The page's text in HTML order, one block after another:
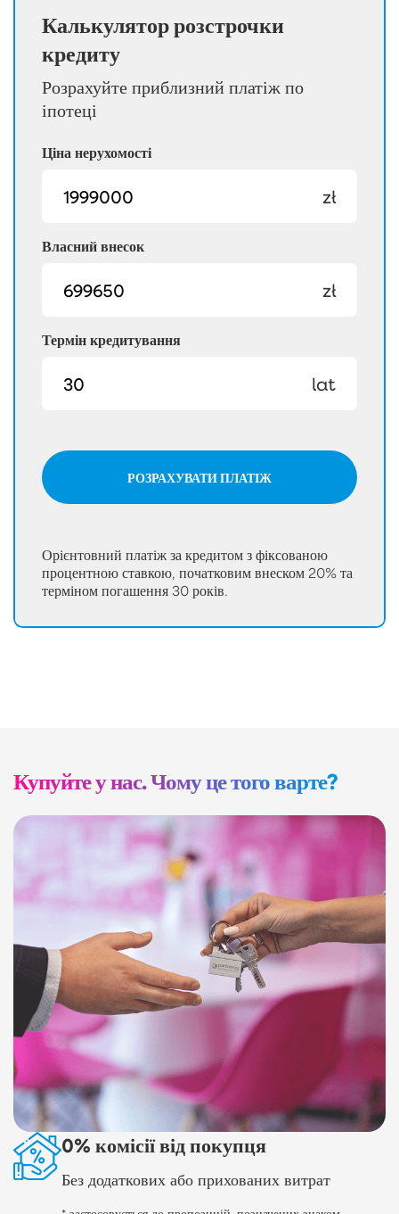
Калькулятор розстрочки
кредиту
Розрахуйте приблизний платіж по
іпотеці
Ціна нерухомості
zł
Власний внесок
zł
Термін кредитування
lat
РОЗРАХУВАТИ ПЛАТІЖ
Орієнтовний платіж за кредитом з фіксованою
процентною ставкою, початковим внеском 20% та
терміном погашення 30 років.
Купуйте у нас. Чому це того варте?
0% комісії від покупця
Без додаткових або прихованих витрат